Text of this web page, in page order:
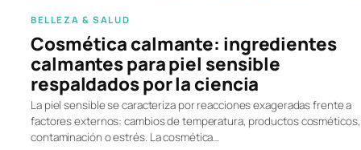
BELLEZA & SALUD
Cosmética calmante: ingredientes
calmantes para piel sensible
respaldados por la ciencia
La piel sensible se caracteriza por reacciones exageradas frente a
factores externos: cambios de temperatura, productos cosméticos,
contaminación o estrés. La cosmética…